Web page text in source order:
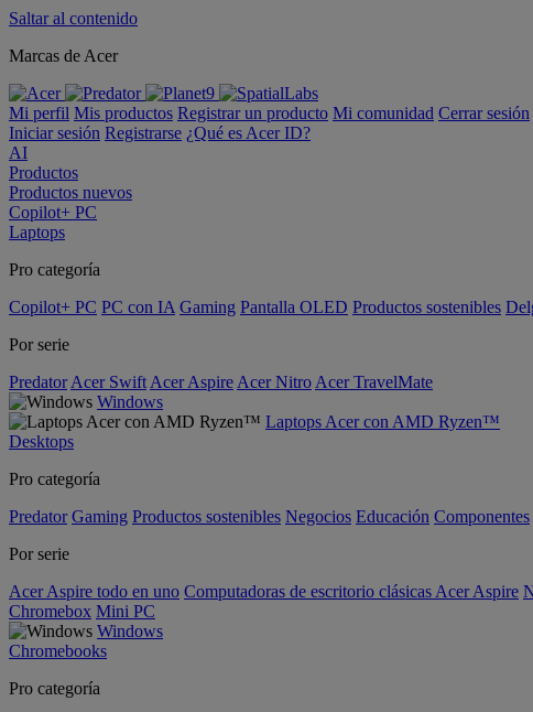
Saltar al contenido
Marcas de Acer
Mi perfil Mis productos Registrar un producto Mi comunidad Cerrar sesión
Iniciar sesión Registrarse ¿Qué es Acer ID?
AI
Productos
Productos nuevos
Copilot+ PC
Laptops
Pro categoría
Copilot+ PC PC con IA Gaming Pantalla OLED Productos sostenibles
Por serie
Predator Acer Swift Acer Aspire Acer Nitro Acer TravelMate
Windows
Laptops Acer con AMD Ryzen™
Desktops
Pro categoría
Predator Gaming Productos sostenibles Negocios Educación Componentes
Por serie
Acer Aspire todo en uno Computadoras de escritorio clásicas Acer Aspire
Chromebox Mini PC
Windows
Chromebooks
Pro categoría